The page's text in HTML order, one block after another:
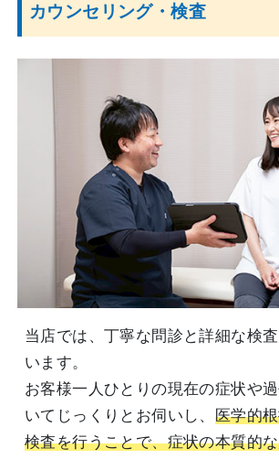
カウンセリング・検査
当店では、丁寧な問診と詳細な検
います。
お客様一人ひとりの現在の症状や
いてじっくりとお伺いし、 医学的
検査を行うことで、症状の本質的